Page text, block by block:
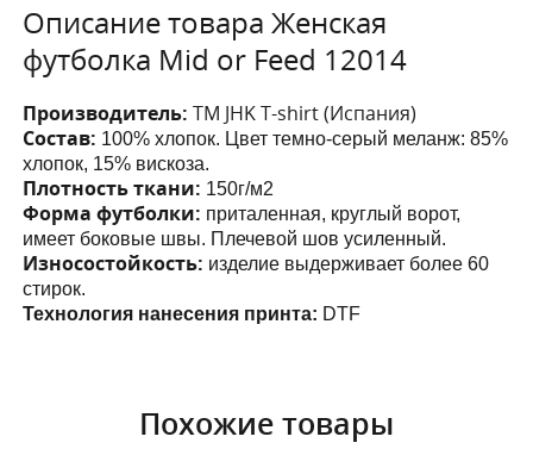
Описание товара Женская
футболка Mid or Feed 12014
Производитель:ТМ JHK T-shirt (Испания)
Состав: 100% хлопок. Цвет темно-серый меланж: 85%
хлопок, 15% вискоза.
Плотность ткани: 150г/м2
Форма футболки: приталенная, круглый ворот,
имеет боковые швы. Плечевой шов усиленный.
Износостойкость: изделие выдерживает более 60
стирок.
Технология нанесения принта: DTF
Похожие товары